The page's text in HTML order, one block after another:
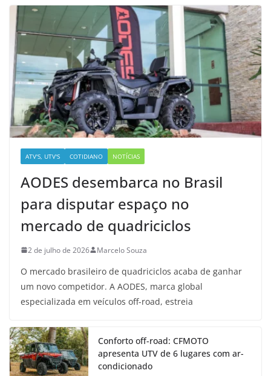
ATV'S, UTV'S COTIDIANO NOTÍCIAS
AODES desembarca no Brasil
para disputar espaço no
mercado de quadriciclos
2 de julho de 2026 Marcelo Souza
O mercado brasileiro de quadriciclos acaba de ganhar
um novo competidor. A AODES, marca global
especializada em veículos off-road, estreia
Conforto off-road: CFMOTO
apresenta UTV de 6 lugares com ar-
condicionado